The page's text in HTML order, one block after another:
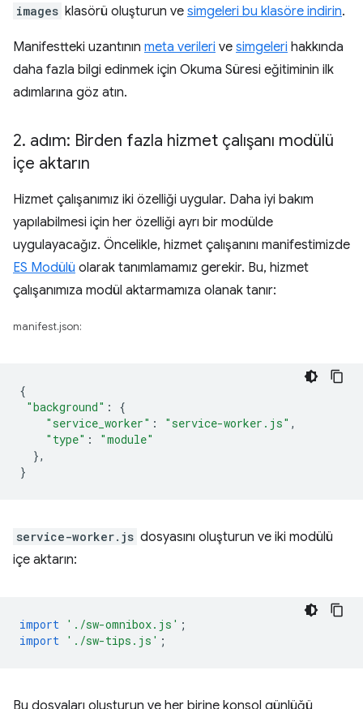
images klasörü oluşturun ve simgeleri bu klasöre indirin.
Manifestteki uzantının meta verileri ve simgeleri hakkında
daha fazla bilgi edinmek için Okuma Süresi eğitiminin ilk
adımlarına göz atın.
2. adım: Birden fazla hizmet çalışanı modülü
içe aktarın
Hizmet çalışanımız iki özelliği uygular. Daha iyi bakım
yapılabilmesi için her özelliği ayrı bir modülde
uygulayacağız. Öncelikle, hizmet çalışanını manifestimizde
ES Modülü olarak tanımlamamız gerekir. Bu, hizmet
çalışanımıza modül aktarmamıza olanak tanır:
manifest.json:
{
"background" :
{
"service_worker" : "service-worker.js" ,
"type" :
"module"
},
}
service-worker.js dosyasını oluşturun ve iki modülü
içe aktarın:
import './sw-omnibox.js' ;
import
'./sw-tips.js' ;
Bu dosyaları oluşturun ve her birine konsol günlüğü